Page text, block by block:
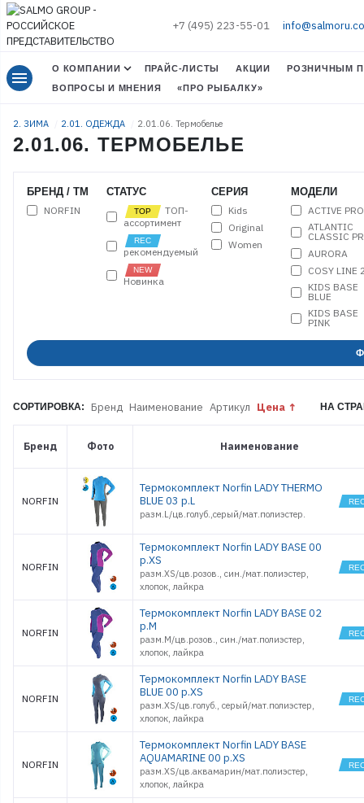
+7 (495) 223-55-01
menu О КОМПАНИИ ПРАЙС-ЛИСТЫ АКЦИИ
РОЗНИЧНЫМ
ВОПРОСЫ И МНЕНИЯ
«ПРО РЫБАЛКУ»
2. ЗИМА 2.01. ОДЕЖДА 2.01.06. Термобелье
2.01.06. ТЕРМОБЕЛЬЕ
БРЕНД / ТМ
NORFIN
СТАТУС
ТОП-
ассортимент
рекомендуемый
Новинка
СЕРИЯ
Kids
Original
Women
МОДЕЛИ
ACTIVE PRO
ATLANTIC
CLASSIC
AURORA
COSY LINE
KIDS BASE
BLUE
KIDS BASE
PINK
KIDS
KIDS
BLUE
LADY
THERMO
NATURAL
HEAT
NORD 2
POLAR
СОРТИРОВКА: Бренд Наименование Артикул Цена НА
Бренд Фото Наименование
NORFIN
Термокомплект Norfin LADY THERMO
BLUE 03 р.L
разм.L/цв.голуб.,серый/мат.полиэстер.
NORFIN
Термокомплект Norfin LADY BASE 00
р.XS
разм.XS/цв.розов., син./мат.полиэстер,
хлопок, лайкра
NORFIN
Термокомплект Norfin LADY BASE 02
р.M
разм.M/цв.розов., син./мат.полиэстер,
хлопок, лайкра
NORFIN
Термокомплект Norfin LADY BASE
BLUE 00 р.XS
разм.XS/цв.голуб., серый/мат.полиэстер,
хлопок, лайкра
NORFIN
Термокомплект Norfin LADY BASE
AQUAMARINE 00 р.XS
разм.XS/цв.аквамарин/мат.полиэстер,
хлопок, лайкра